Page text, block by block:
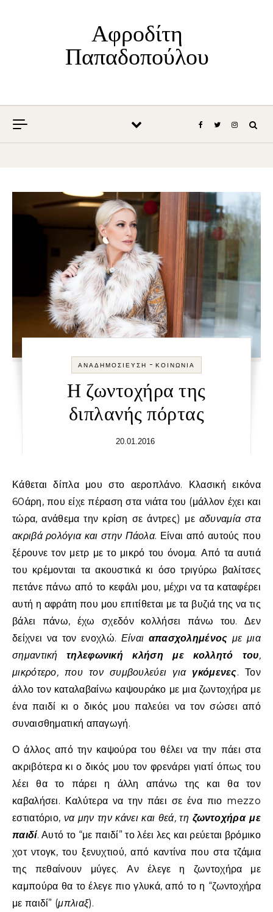
Αφροδίτη
Παπαδοπούλου
ΑΝΑΔΗΜΟΣΊΕΥΣΗ - ΚΟΙΝΩΝΊΑ
Η ζωντοχήρα της
διπλανής πόρτας
20.01.2016
Κάθεται δίπλα μου στο αεροπλάνο. Κλασική εικόνα
60άρη, που είχε πέραση στα νιάτα του (μάλλον έχει και
τώρα, ανάθεμα την κρίση σε άντρες) με αδυναμία στα
ακριβά ρολόγια και στην Πάολα. Είναι από αυτούς που
ξέρουνε τον μετρ με το μικρό του όνομα. Από τα αυτιά
του κρέμονται τα ακουστικά κι όσο τριγύρω βαλίτσες
πετάνε πάνω από το κεφάλι μου, μέχρι να τα καταφέρει
αυτή η αφράτη που μου επιτίθεται με τα βυζιά της να τις
βάλει πάνω, έχω σχεδόν κολλήσει πάνω του. Δεν
δείχνει να τον ενοχλώ. Είναι απασχολημένος με μια
σημαντικήτηλεφωνική κλήση με κολλητό του,
μικρότερο, που τον συμβουλεύει για γκόμενες. Τον
άλλο τον καταλαβαίνω καψουράκο με μια ζωντοχήρα με
ένα παιδί κι ο δικός μου παλεύει να τον σώσει από
συναισθηματική απαγωγή.
Ο άλλος από την καψούρα του θέλει να την πάει στα
ακριβότερα κι ο δικός μου τον φρενάρει γιατί όπως του
λέει θα το πάρει η άλλη απάνω της και θα τον
καβαλήσει. Καλύτερα να την πάει σε ένα πιο mezzo
εστιατόριο, να μην την κάνει και θεά, τηζωντοχήρα με
παιδί. Αυτό το “με παιδί” το λέει λες και ρεύεται βρόμικο
χοτ ντογκ, του ξενυχτιού, από καντίνα που στα τζάμια
της πεθαίνουν μύγες. Αν έλεγε η ζωντοχήρα με
καμπούρα θα το έλεγε πιο γλυκά, από το η “ζωντοχήρα
με παιδί” (μπλιαξ).